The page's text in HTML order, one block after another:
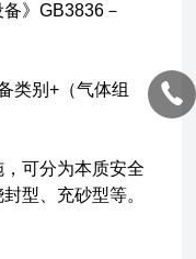
》GB3836－
类别+（气体组
可分为本质安全
型、充砂型等。